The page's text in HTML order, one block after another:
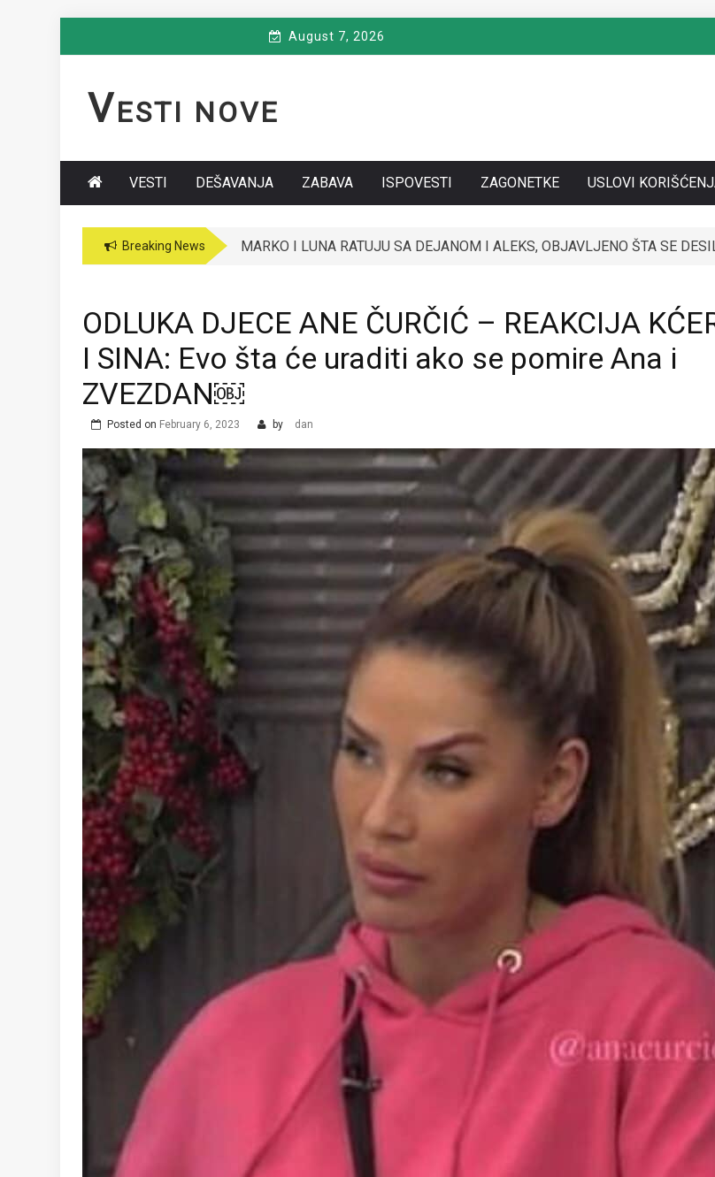
August 7, 2026
VESTI NOVE
VESTI DEŠAVANJA ZABAVA ISPOVESTI ZAGONETKE USLOVI
Breaking News MARKO I LUNA RATUJU SA DEJANOM I ALEKS, OBJAVLJENO ŠTA SE
ODLUKA DJECE ANE ČURČIĆ – REAKCIJA
I SINA: Evo šta će uraditi ako se pomire Ana i
ZVEZDAN￼
Posted on February 6, 2023 by dan